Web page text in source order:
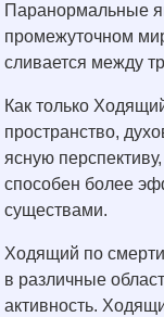
Паранормальные
промежуточном
сливается между
Как только
пространство,
ясную
способен более
существами.
Ходящий по
в различные
активность.